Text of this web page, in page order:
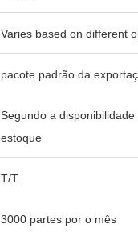
Varies based on different
pacote padrão da
Segundo a
estoque
T/T.
3000 partes por o mês